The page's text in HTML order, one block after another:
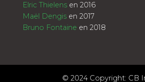
Elric Thielens en 2016
Maël Dengis en 2017
Bruno Fontaine en 2018
© 2024 Copyright: CB